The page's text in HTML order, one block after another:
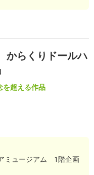
からくりドールハ
を超える作品
ミュージアム 1階企画